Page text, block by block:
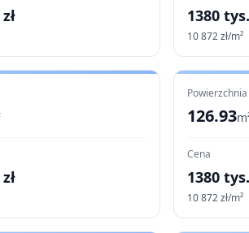
1380
10 872zł/m²
Powierzchnia
126.93
Cena
1380
10 872zł/m²